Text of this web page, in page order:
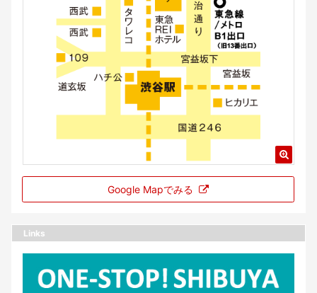
Google Mapでみる
Links